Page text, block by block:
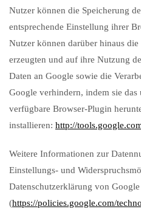
Nutzer können die Speicherung
entsprechende Einstellung ihrer
Nutzer können darüber hinaus
erzeugten und auf ihre Nutzung
Daten an Google sowie die
Google verhindern, indem sie
verfügbare Browser-Plugin
installieren: http://
Weitere Informationen zur
Einstellungs- und
Datenschutzerklärung von Google
(https://policies.google.com/